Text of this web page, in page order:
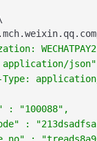
.mch.weixin.qq.com
application/json"
Type:
: "100088",
: